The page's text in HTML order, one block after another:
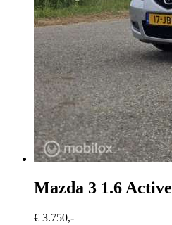
Mazda 3 1.6 Active
€ 3.750,-